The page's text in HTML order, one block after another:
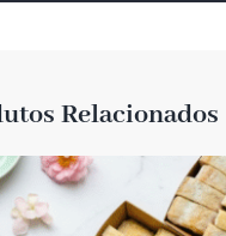
Relacionados